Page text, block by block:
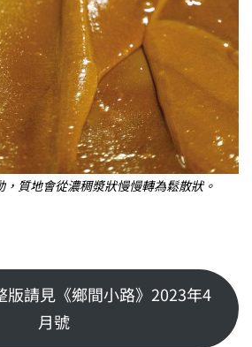
質地會從濃稠漿狀慢慢轉為鬆散狀。
請見《鄉間小路》2023年4
月號